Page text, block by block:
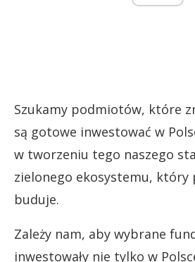
Szukamy podmiotów, które
są gotowe inwestować w
w tworzeniu tego naszego
zielonego ekosystemu, który
buduje.
Zależy nam, aby wybrane
inwestowały nie tylko w